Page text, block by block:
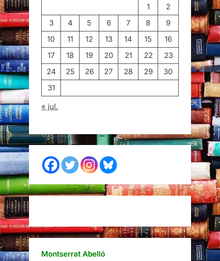
1
2
3
4 5 6 7 8
9
10
11 12 13 14 15
16
17
18 19 20 21 22
23
24
25 26 27 28 29
30
31
« jul.
Montserrat Abelló